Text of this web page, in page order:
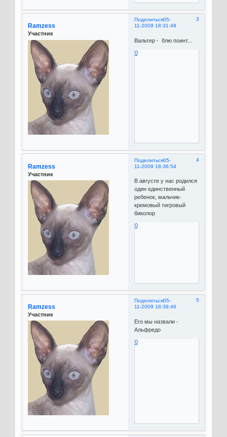
Поделиться 3
05-
11-2009 18:31:48
Ramzess
Участник
Вальтер - блю поинт...
0
Поделиться 4
05-
11-2009 18:36:54
Ramzess
Участник
В августе у нас родился
один единственный
ребенок, мальчик-
кремовый тигровый
биколор
0
Поделиться 5
05-
11-2009 18:38:46
Ramzess
Участник
Его мы назвали -
Альфредо
0